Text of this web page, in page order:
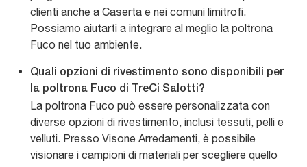
clienti anche a Caserta e nei comuni limitrofi.
Possiamo aiutarti a integrare al meglio la poltrona
Fuco nel tuo ambiente.
Quali opzioni di rivestimento sono disponibili per
la poltrona Fuco di TreCi Salotti?
La poltrona Fuco può essere personalizzata con
diverse opzioni di rivestimento, inclusi tessuti, pelli e
velluti. Presso Visone Arredamenti, è possibile
visionare i campioni di materiali per scegliere quello